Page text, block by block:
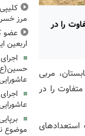
را در
مربی
را در
مرز
عضو
اربعین
موضوع